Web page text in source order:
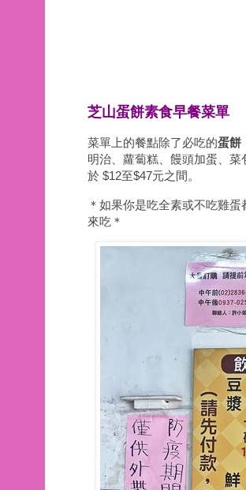
芝山蛋餅素食早餐菜單
菜單上的餐點除了必吃的蛋餅
明治、蘿蔔糕、饅頭加蛋、菜
於 $12至$47元之間。
＊ 如果你是吃全素或不吃雞
來吃＊